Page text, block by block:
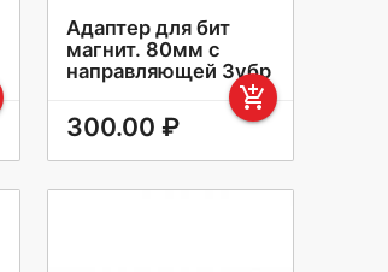
Адаптер для бит
магнит. 80мм с
направляющей Зубр
add_shopping_cart
300.00 ₽